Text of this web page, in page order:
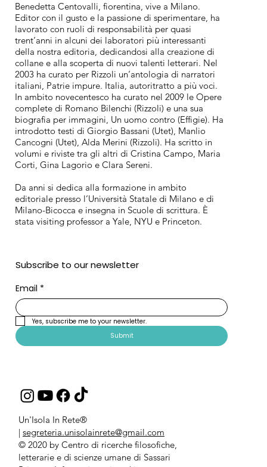
Benedetta Centovalli, fiorentina, vive a Milano.
Editor con il gusto e la passione di sperimentare, ha
lavorato con ruoli di responsabilità per quasi
trent’anni in alcuni dei laboratori più interessanti
della nostra editoria, dedicandosi alla creazione di
collane e alla scoperta di nuovi talenti letterari. Nel
2003 ha curato per Rizzoli un’antologia di narratori
italiani, Patrie impure. Italia, autoritratto a più voci.
In ambito novecentesco ha curato nel 2009 le Opere
complete di Romano Bilenchi (Rizzoli) e una sua
biografia per immagini, Un uomo contro (Effigie). Ha
introdotto testi di Giorgio Bassani (Utet), Manlio
Cancogni (Utet), Alda Merini (Rizzoli). Ha scritto in
volumi e riviste tra gli altri di Cristina Campo, Maria
Corti, Gina Lagorio e Clara Sereni.
Da anni si dedica alla formazione in ambito
editoriale presso l’Università Statale di Milano e di
Milano-Bicocca e insegna in Scuole di scrittura. È
stata visiting professor a Yale, NYU e Princeton.
Un'Isola In Rete®
| segreteria.unisolainrete@gmail.com
© 2020 by Centro di ricerche filosofiche,
letterarie e di scienze umane di Sassari
Subscribe to our newsletter
Email *
Yes, subscribe me to your newsletter.
Submit